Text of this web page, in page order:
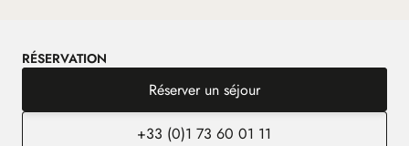
RÉSERVATION
Réserver un séjour
+33 (0)1 73 60 01 11